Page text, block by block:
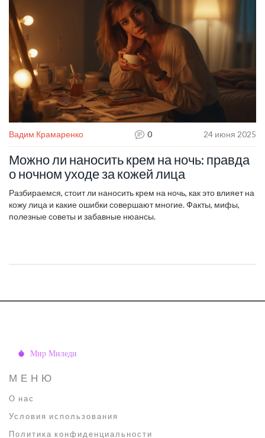
Вадим Крамаренко 0 24 июня 2025
Можно ли наносить крем на ночь: правда
о ночном уходе за кожей лица
Разбираемся, стоит ли наносить крем на ночь, как это влияет на
кожу лица и какие ошибки совершают многие. Факты, мифы,
полезные советы и забавные нюансы.
МЕНЮ
О нас
Условия использования
Политика конфиденциальности